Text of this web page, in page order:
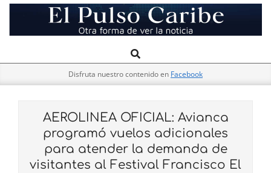
El
Pulso
Navigation
Search
Disfruta nuestro contenido en Facebook
AEROLINEA OFICIAL: Avianca
programó vuelos adicionales
para atender la demanda de
visitantes al Festival Francisco El